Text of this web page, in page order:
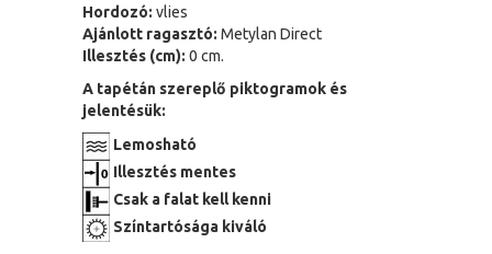
Hordozó: vlies
Ajánlott ragasztó: Metylan Direct
Illesztés (cm): 0 cm.
A tapétán szereplő piktogramok és
jelentésük:
Lemosható
Illesztés mentes
Csak a falat kell kenni
Színtartósága kiváló